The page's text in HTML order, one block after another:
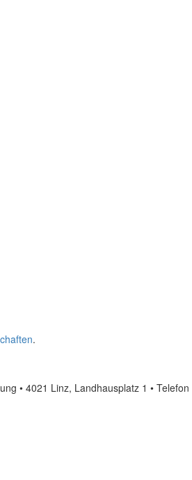
.
• 4021 Linz, Landhausplatz 1 • Telefon